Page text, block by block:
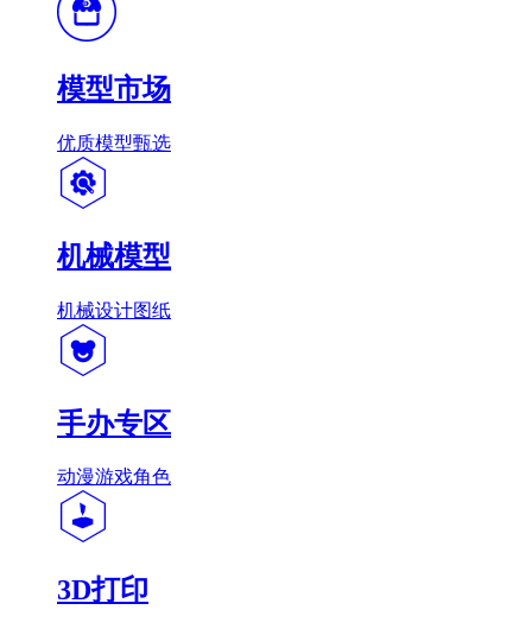
模型市场
优质模型甄选
机械模型
机械设计图纸
手办专区
动漫游戏角色
3D打印